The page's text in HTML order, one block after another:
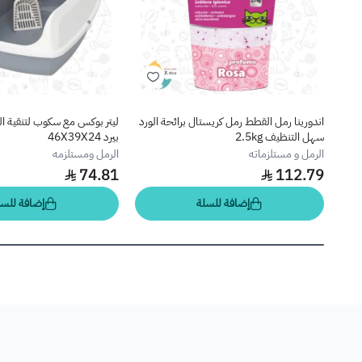
اندورينا رمل القطط رمل كريستال برائحة الورد
سهل التنظيف 2.5kg
الرمل و مستلزماته
112.79
إضافة للسلة
ليتر بوكس مع سكوب
بيرد 46X39X24
الرمل ومستلزمه
74.81
إضافة